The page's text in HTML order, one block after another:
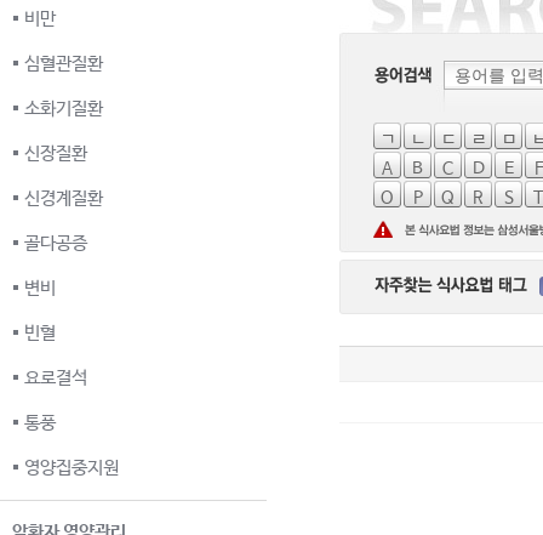
비만
심혈관질환
소화기질환
신장질환
신경계질환
골다공증
변비
빈혈
요로결석
통풍
영양집중지원
ㄱ ㄴ ㄷ ㄹ ㅁ
A
B C D E
F
O
P Q R S T